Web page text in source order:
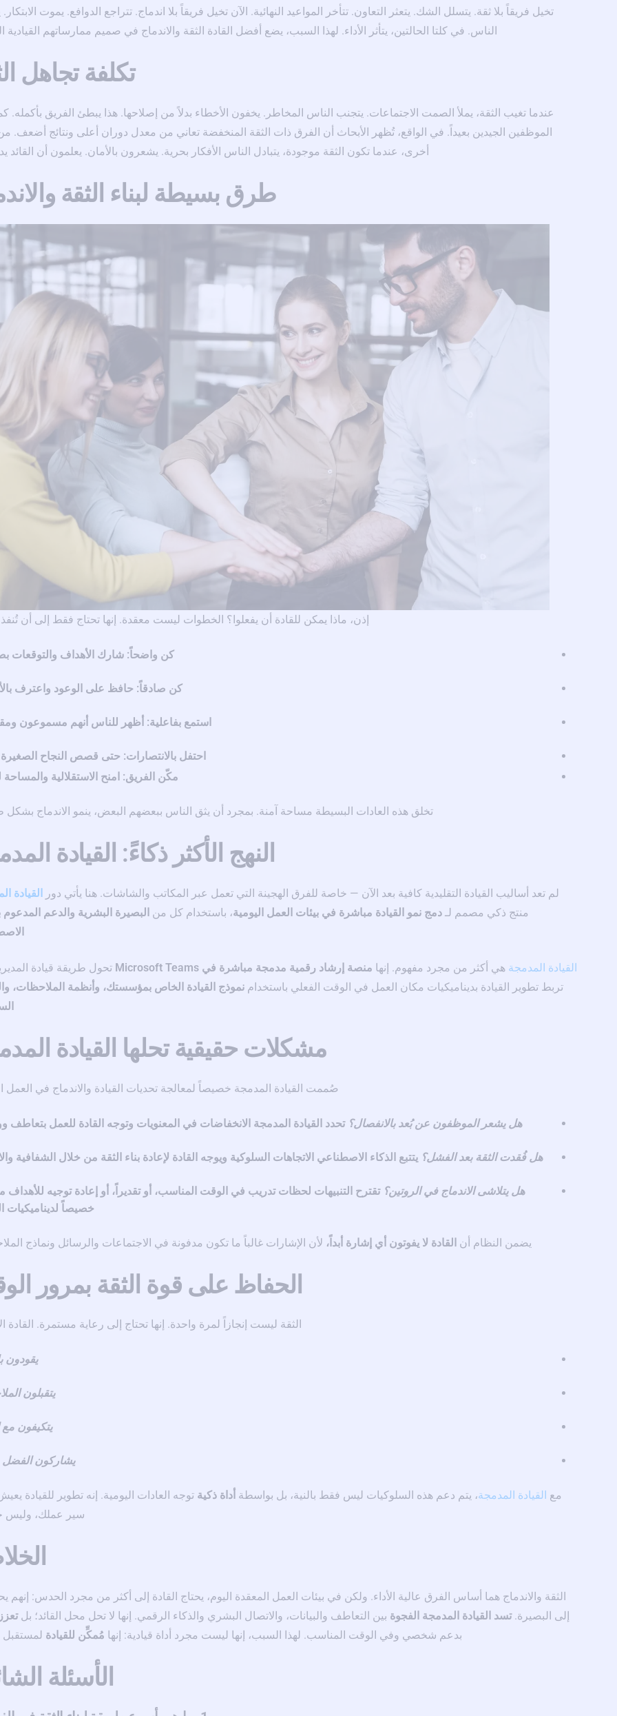
تخيل فريقاً بلا ثقة. يتسلل الشك. يتعثر التعاون. تتأخر المواعيد النهائية. الآن تخيل فريقاً بلا اندماج. تتراجع الدوافع. يموت
الناس. في كلتا الحالتين، يتأثر الأداء. لهذا السبب، يضع أفضل القادة الثقة والاندماج في صميم ممارساتهم القيادية
تكلفة تجاهل
عندما تغيب الثقة، يملأ الصمت الاجتماعات. يتجنب الناس المخاطر. يخفون الأخطاء بدلاً من إصلاحها. هذا يبطئ الفريق بأكمله.
الموظفين الجيدين بعيداً. في الواقع، تُظهر الأبحاث أن الفرق ذات الثقة المنخفضة تعاني من معدل دوران أعلى ونتائج أضعف.
أخرى، عندما تكون الثقة موجودة، يتبادل الناس الأفكار بحرية. يشعرون بالأمان. يعلمون أن القائد
طرق بسيطة لبناء الثقة
إذن، ماذا يمكن للقادة أن يفعلوا؟ الخطوات ليست معقدة. إنها تحتاج فقط إلى أن تُنفذ
كن واضحاً: شارك الأهداف والتوقعات
كن صادقاً: حافظ على الوعود واعترف
استمع بفاعلية: أظهر للناس أنهم مسموعون
احتفل بالانتصارات: حتى قصص النجاح
مكّن الفريق: امنح الاستقلالية
تخلق هذه العادات البسيطة مساحة آمنة. بمجرد أن يثق الناس ببعضهم البعض، ينمو الاندماج بشكل
النهج الأكثر ذكاءً: القيادة
لم تعد أساليب القيادة التقليدية كافية بعد الآن — خاصة للفرق الهجينة التي تعمل عبر المكاتب والشاشات. هنا يأتي دور
القيادة
منتج ذكي مصمم لـ دمج نمو القيادة مباشرة في بيئات العمل اليومية، باستخدام كل من البصيرة البشرية والدعم المدعوم
القيادة المدمجة هي أكثر من مجرد مفهوم. إنها منصة إرشاد رقمية مدمجة مباشرة في Microsoft Teams
تحول طريقة قيادة
تربط تطوير القيادة بديناميكيات مكان العمل في الوقت الفعلي باستخدام نموذج القيادة الخاص بمؤسستك، وأنظمة الملاحظات،
مشكلات حقيقية تحلها القيادة
صُممت القيادة المدمجة خصيصاً لمعالجة تحديات القيادة والاندماج في العمل
هل يشعر الموظفون عن بُعد بالانفصال؟ تحدد القيادة المدمجة الانخفاضات في المعنويات وتوجه القادة للعمل
هل فُقدت الثقة بعد الفشل؟ يتتبع الذكاء الاصطناعي الاتجاهات السلوكية ويوجه القادة لإعادة بناء الثقة من خلال الشفافية
هل يتلاشى الاندماج في الروتين؟ تقترح التنبيهات لحظات تدريب في الوقت المناسب، أو تقديراً، أو إعادة توجيه
خصيصاً لديناميكيات
يضمن النظام أن القادة لا يفوتون أي إشارة أبداً، لأن الإشارات غالباً ما تكون مدفونة في الاجتماعات والرسائل ونماذج
الحفاظ على قوة الثقة بمرور
الثقة ليست إنجازاً لمرة واحدة. إنها تحتاج إلى رعاية مستمرة. القادة
يقودون
يتقبلون
يتكيفون مع
يشاركون الفضل
مع القيادة المدمجة، يتم دعم هذه السلوكيات ليس فقط بالنية، بل بواسطة أداة ذكية توجه العادات اليومية. إنه تطوير للقيادة
سير عملك، وليس
الثقة والاندماج هما أساس الفرق عالية الأداء. ولكن في بيئات العمل المعقدة اليوم، يحتاج القادة إلى أكثر من مجرد الحدس: إنهم
إلى البصيرة.تسد القيادة المدمجة الفجوة بين التعاطف والبيانات، والاتصال البشري والذكاء الرقمي. إنها لا تحل محل القائد؛ بل
بدعم شخصي وفي الوقت المناسب. لهذا السبب، إنها ليست مجرد أداة قيادية: إنها مُمكِّن للقيادة لمستقبل
الأسئلة